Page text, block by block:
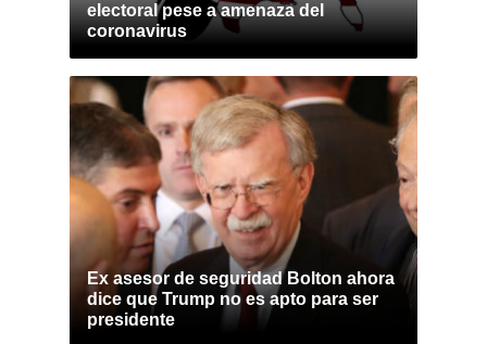
electoral pese a amenaza del
coronavirus
Ex asesor de seguridad Bolton ahora
dice que Trump no es apto para ser
presidente